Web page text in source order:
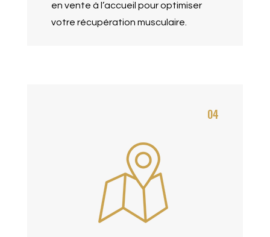
en vente à l’accueil pour optimiser
votre récupération musculaire.
04